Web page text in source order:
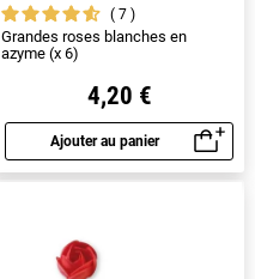
7
Grandes roses blanches en
azyme (x 6)
4,20 €
Ajouter au panier
Aperçu rapide